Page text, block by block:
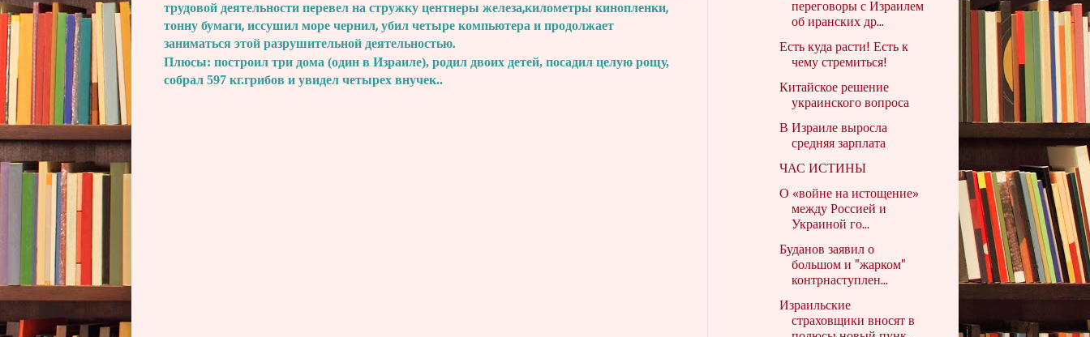
трудовой деятельности перевел на стружку центнеры железа,километры кинопленки,
тонну бумаги, иссушил море чернил, убил четыре компьютера и продолжает
заниматься этой разрушительной деятельностью.
Плюсы: построил три дома (один в Израиле), родил двоих детей, посадил целую рощу,
собрал 597 кг.грибов и увидел четырех внучек..
переговоры с Израилем
об иранских др...
Есть куда расти! Есть к
чему стремиться!
Китайское решение
украинского вопроса
В Израиле выросла
средняя зарплата
ЧАС ИСТИНЫ
О «войне на истощение»
между Россией и
Украиной го...
Буданов заявил о
большом и "жарком"
контрнаступлен...
Израильские
страховщики вносят в